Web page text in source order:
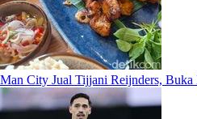
Man City Jual Tijjani Reijnders,